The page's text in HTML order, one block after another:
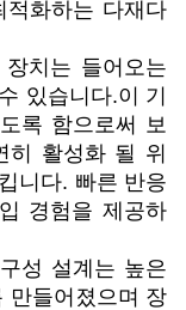
적화하는 다재다
치는 들어오는
있습니다.이 기
록 함으로써 보
히 활성화 될 위
니다. 빠른 반응
경험을 제공하
성 설계는 높은
만들어졌으며 장